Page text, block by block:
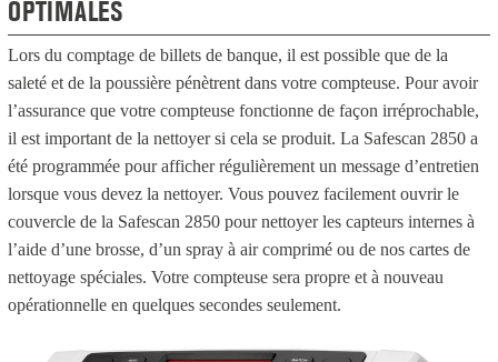
OPTIMALES
Lors du comptage de billets de banque, il est possible que de la
saleté et de la poussière pénètrent dans votre compteuse. Pour avoir
l’assurance que votre compteuse fonctionne de façon irréprochable,
il est important de la nettoyer si cela se produit. La Safescan 2850 a
été programmée pour afficher régulièrement un message d’entretien
lorsque vous devez la nettoyer. Vous pouvez facilement ouvrir le
couvercle de la Safescan 2850 pour nettoyer les capteurs internes à
l’aide d’une brosse, d’un spray à air comprimé ou de nos cartes de
nettoyage spéciales. Votre compteuse sera propre et à nouveau
opérationnelle en quelques secondes seulement.